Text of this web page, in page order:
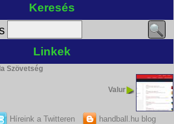
Keresés
Linkek
Szövetség
Valur
Híreink a Twitteren handball.hu blog